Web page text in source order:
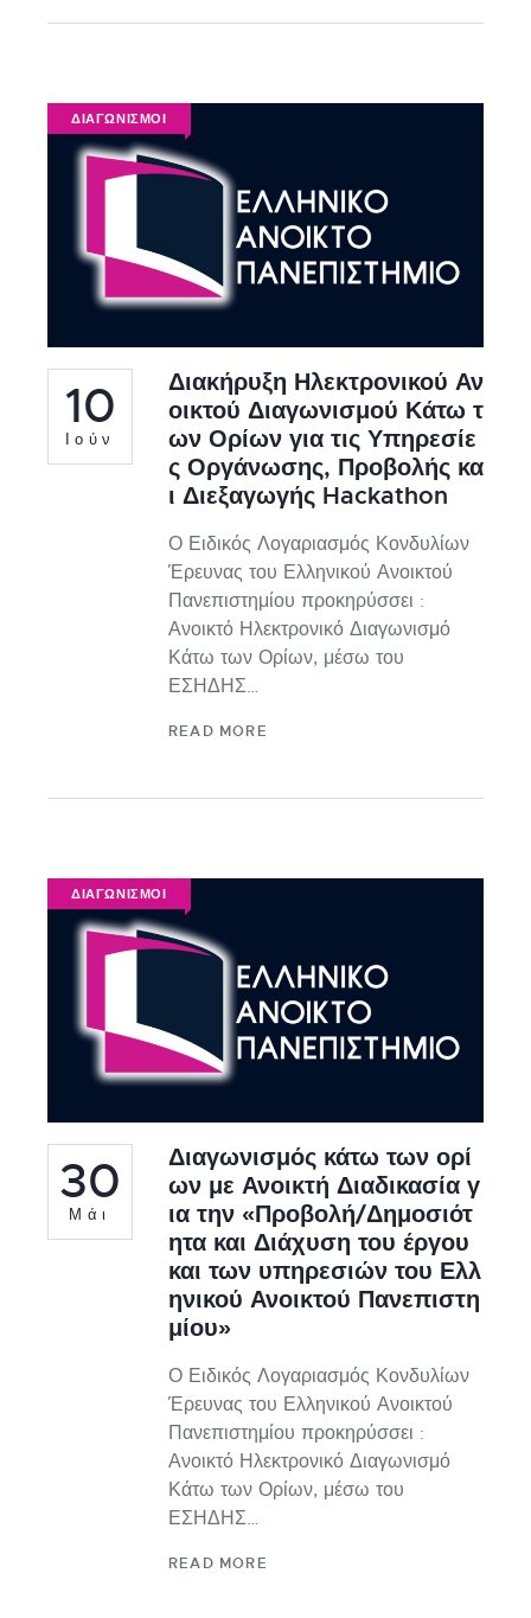
ΔΙΑΓΩΝΙΣΜΟΙ
10
Ιούν
Διακήρυξη Ηλεκτρονικού Αν
οικτού Διαγωνισμού Κάτω τ
ων Ορίων για τις Υπηρεσίε
ς Οργάνωσης, Προβολής κα
ι Διεξαγωγής Hackathon
Ο Ειδικός Λογαριασμός Κονδυλίων
Έρευνας του Ελληνικού Ανοικτού
Πανεπιστημίου προκηρύσσει :
Ανοικτό Ηλεκτρονικό Διαγωνισμό
Κάτω των Ορίων, μέσω του
ΕΣΗΔΗΣ…
READ MORE
ΔΙΑΓΩΝΙΣΜΟΙ
30
Μάι
Διαγωνισμός κάτω των ορί
ων με Ανοικτή Διαδικασία γ
ια την «Προβολή/Δημοσιότ
ητα και Διάχυση του έργου
και των υπηρεσιών του Ελλ
ηνικού Ανοικτού Πανεπιστη
μίου»
Ο Ειδικός Λογαριασμός Κονδυλίων
Έρευνας του Ελληνικού Ανοικτού
Πανεπιστημίου προκηρύσσει :
Ανοικτό Ηλεκτρονικό Διαγωνισμό
Κάτω των Ορίων, μέσω του
ΕΣΗΔΗΣ…
READ MORE